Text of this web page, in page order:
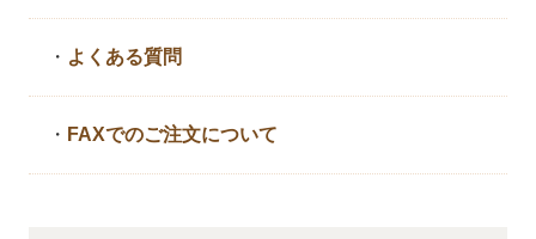
・ よくある質問
・ FAXでのご注文について